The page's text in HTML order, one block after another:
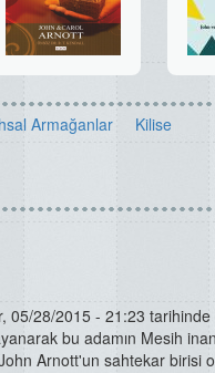
Armağanlar
Kilise
05/28/2015 - 21:23
bu adamın Mesih
Arnott'un sahtekar birisi